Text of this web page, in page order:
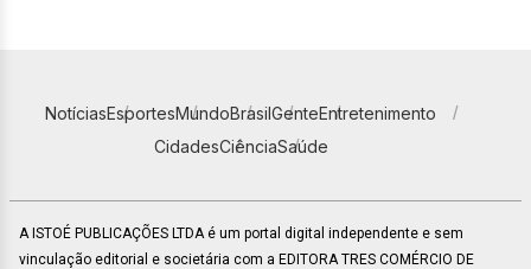
NotíciasEsportesMundoBrasilGenteEntretenimento
CidadesCiênciaSaúde
A ISTOÉ PUBLICAÇÕES LTDA é um portal digital independente e sem
vinculação editorial e societária com a EDITORA TRES COMÉRCIO DE